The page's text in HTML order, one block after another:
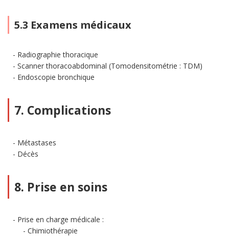
5.3 Examens médicaux
Radiographie thoracique
Scanner thoracoabdominal (Tomodensitométrie : TDM)
Endoscopie bronchique
7. Complications
Métastases
Décès
8. Prise en soins
Prise en charge médicale :
Chimiothérapie